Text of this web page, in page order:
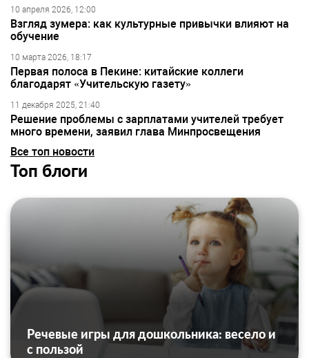
10 апреля 2026, 12:00
Взгляд зумера: как культурные привычки влияют на
обучение
10 марта 2026, 18:17
Первая полоса в Пекине: китайские коллеги
благодарят «Учительскую газету»
11 декабря 2025, 21:40
Решение проблемы с зарплатами учителей требует
много времени, заявил глава Минпросвещения
Все топ новости
Топ блоги
Речевые игры для дошкольника: весело и
с пользой